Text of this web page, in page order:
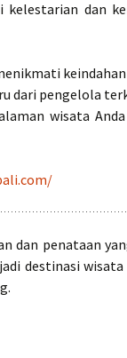
kelestarian dan
dari pengelola
wisata
dan penataan
destinasi